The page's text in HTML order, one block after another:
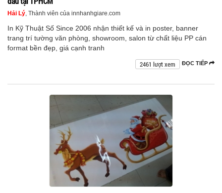
Hải Lý, Thành viên của innhanhgiare.com
In Kỹ Thuật Số Since 2006 nhận thiết kế và in poster, banner
trang trí tường văn phòng, showroom, salon từ chất liệu PP cán
format bền đẹp, giá cạnh tranh
ĐỌC TIẾP
2461 lượt xem